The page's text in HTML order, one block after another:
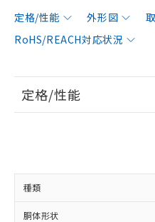
定格/性能 外形図
RoHS/REACH対応状況
定格/性能
種類
胴体形状